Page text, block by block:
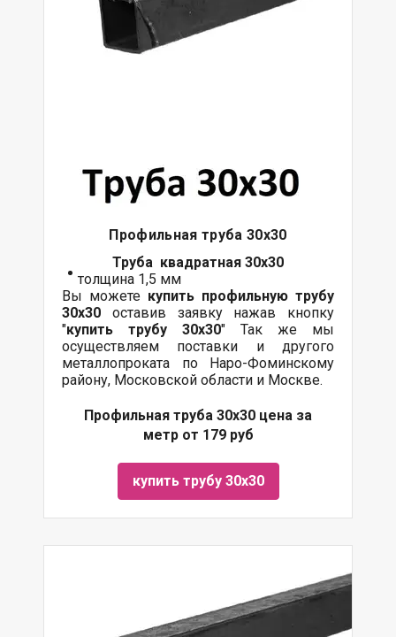
Профильная труба 30х30
Труба квадратная 30х30
толщина 1,5 мм
Вы можете купить профильную трубу
30х30 оставив заявку нажав кнопку
"купить трубу 30х30" Так же мы
осуществляем поставки и другого
металлопроката по Наро-Фоминскому
району, Московской области и Москве.
Профильная труба 30х30 цена за
метр от 179 руб
купить трубу 30х30